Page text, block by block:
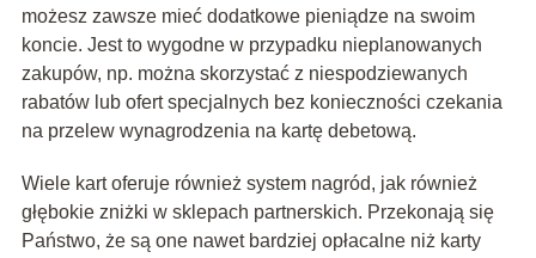
możesz zawsze mieć dodatkowe pieniądze na swoim
koncie. Jest to wygodne w przypadku nieplanowanych
zakupów, np. można skorzystać z niespodziewanych
rabatów lub ofert specjalnych bez konieczności czekania
na przelew wynagrodzenia na kartę debetową.
Wiele kart oferuje również system nagród, jak również
głębokie zniżki w sklepach partnerskich. Przekonają się
Państwo, że są one nawet bardziej opłacalne niż karty